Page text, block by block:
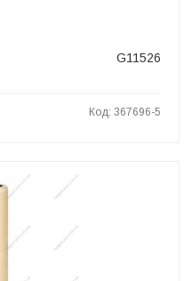
G11526
Код: 367696-5